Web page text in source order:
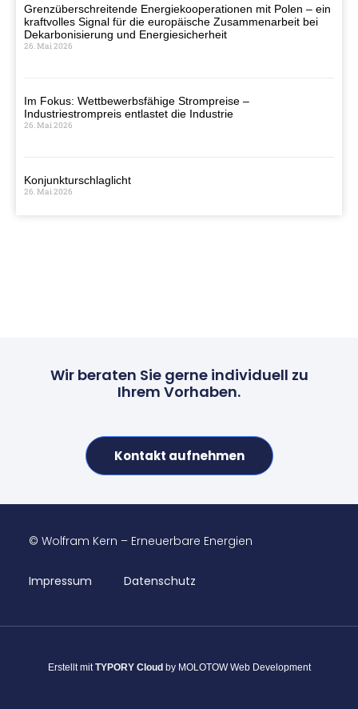
Grenzüberschreitende Energiekooperationen mit Polen – ein
kraftvolles Signal für die europäische Zusammenarbeit bei
Dekarbonisierung und Energiesicherheit
26. Mai 2026
Im Fokus: Wettbewerbsfähige Strompreise –
Industriestrompreis entlastet die Industrie
26. Mai 2026
Konjunkturschlaglicht
26. Mai 2026
Wir beraten Sie gerne individuell zu
Ihrem Vorhaben.
Kontakt aufnehmen
© Wolfram Kern – Erneuerbare Energien
Impressum Datenschutz
Erstellt mitTYPORY Cloud by MOLOTOW Web Development